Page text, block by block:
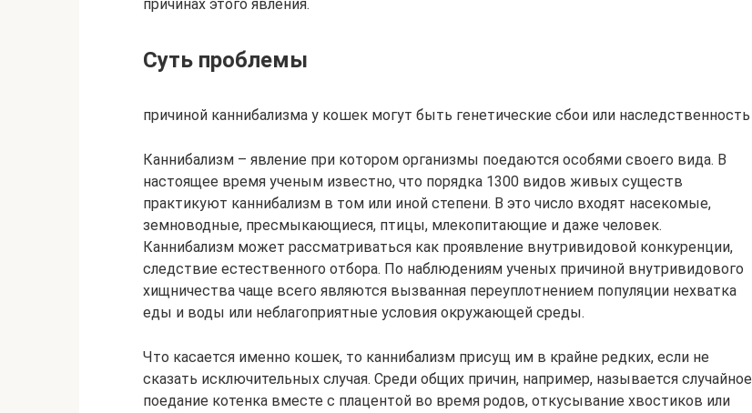
причинах этого явления.
Суть проблемы
причиной каннибализма у кошек могут быть генетические сбои или наследственность
Каннибализм – явление при котором организмы поедаются особями своего вида. В
настоящее время ученым известно, что порядка 1300 видов живых существ
практикуют каннибализм в том или иной степени. В это число входят насекомые,
земноводные, пресмыкающиеся, птицы, млекопитающие и даже человек.
Каннибализм может рассматриваться как проявление внутривидовой конкуренции,
следствие естественного отбора. По наблюдениям ученых причиной внутривидового
хищничества чаще всего являются вызванная переуплотнением популяции нехватка
еды и воды или неблагоприятные условия окружающей среды.
Что касается именно кошек, то каннибализм присущ им в крайне редких, если не
сказать исключительных случая. Среди общих причин, например, называется случайное
поедание котенка вместе с плацентой во время родов, откусывание хвостиков или